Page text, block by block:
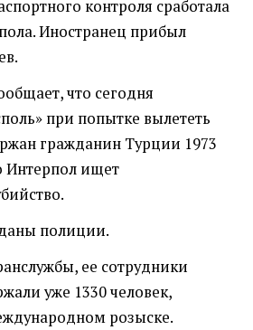
контроля сработала
Иностранец прибыл
что сегодня
при попытке вылететь
гражданин Турции 1973
Интерпол ищет
полиции.
ее сотрудники
уже 1330 человек,
розыске.